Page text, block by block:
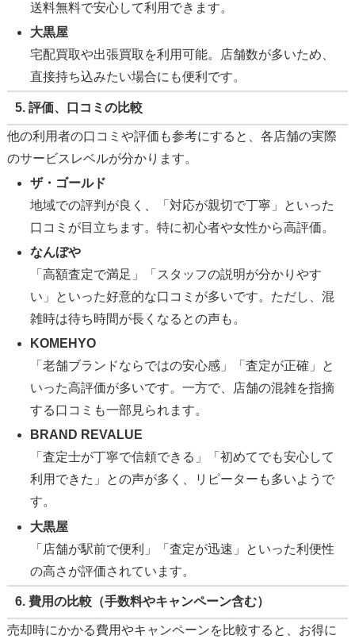
送料無料で安心して利用できます。
大黒屋
宅配買取や出張買取を利用可能。店舗数が多いため、
直接持ち込みたい場合にも便利です。
5. 評価、口コミの比較
他の利用者の口コミや評価も参考にすると、各店舗の実際
のサービスレベルが分かります。
ザ・ゴールド
地域での評判が良く、「対応が親切で丁寧」といった
口コミが目立ちます。特に初心者や女性から高評価。
なんぼや
「高額査定で満足」「スタッフの説明が分かりやす
い」といった好意的な口コミが多いです。ただし、混
雑時は待ち時間が長くなるとの声も。
KOMEHYO
「老舗ブランドならではの安心感」「査定が正確」と
いった高評価が多いです。一方で、店舗の混雑を指摘
する口コミも一部見られます。
BRAND REVALUE
「査定士が丁寧で信頼できる」「初めてでも安心して
利用できた」との声が多く、リピーターも多いようで
す。
大黒屋
「店舗が駅前で便利」「査定が迅速」といった利便性
の高さが評価されています。
6. 費用の比較（手数料やキャンペーン含む）
売却時にかかる費用やキャンペーンを比較すると、お得に